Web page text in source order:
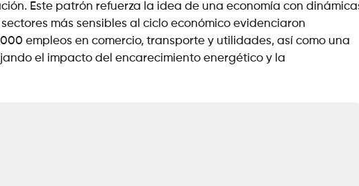
Este patrón refuerza la idea de una economía con
más sensibles al ciclo económico evidenciaron
empleos en comercio, transporte y utilidades, así como una
el impacto del encarecimiento energético y la